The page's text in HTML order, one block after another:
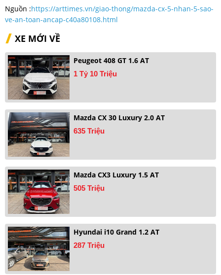
Nguồn :https://arttimes.vn/giao-thong/mazda-cx-5-nhan-5-sao-
ve-an-toan-ancap-c40a80108.html
XE MỚI VỀ
Peugeot 408 GT 1.6 AT
1 Tỷ 10 Triệu
Mazda CX 30 Luxury 2.0 AT
635 Triệu
Mazda CX3 Luxury 1.5 AT
505 Triệu
Hyundai i10 Grand 1.2 AT
287 Triệu